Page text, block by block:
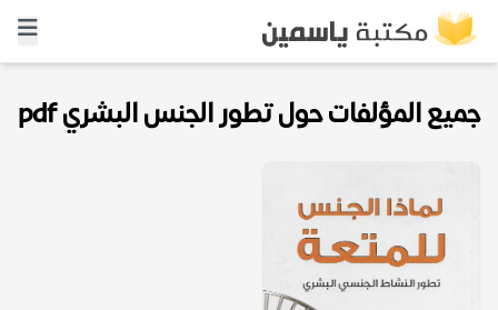
جميع المؤلفات حول تطور الجنس البشري pdf